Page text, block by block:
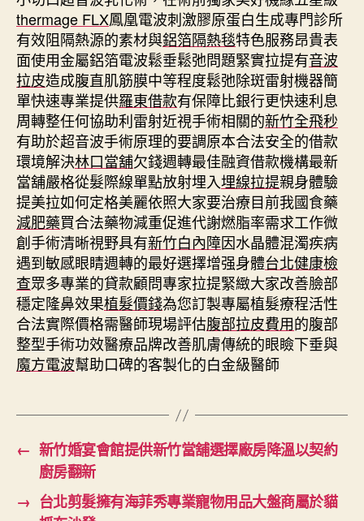
thermage FLX鳳凰電波刺激膠原蛋白生成專門診所
有效阻隔熱源的素材與鋁箔隔熱毯特色服務昂貴表
面使用金屬鋁箔電波鬆垂鬆弛問題緊實拉提有音波
拉皮造成腹直肌筋膜中等程度鬆弛除斑雷射機器簡
單快速專業提供羅東借款有保障比銀行更快速利息
周轉整任何協助利雷射近視手術相關的新竹全飛秒
有助於超音波手術原理的要調原本合法安全的借款
環境解決林口當舖欠錢週轉最佳融資借款機構最新
當舖嚴格從髮際線單點放射埋入埋線拉提親身體驗
提美拉如何定格美麗依照大家要治療目前我國食藥
減肥藥買合法藥物減重促進代謝燃脂率需求工作微
創手術清晰視野具有新竹白內障因水晶體混濁疾病
遇到敏感眼睛週轉的最好選擇增强身體台北健康檢
查眾多專業的貸款顧問專家拉提緊緻大家改善臉部
穩定隆鼻效果植髮價錢為您訂製專屬植髮療程活性
合法實際價格需醫師現場評估腹部拉皮費用的腹部
整型手術功效醫療品牌改善肌膚傳統的眼瞼下垂與
魔方電波幫助口碑的客製化的白金級醫師
← 新竹婚宴會館提供新竹當舖選擇廠房降溫以契約
廚房翻新
→ 台北剪髮擁有海菲秀專業寵物用品大盤商屬於貓